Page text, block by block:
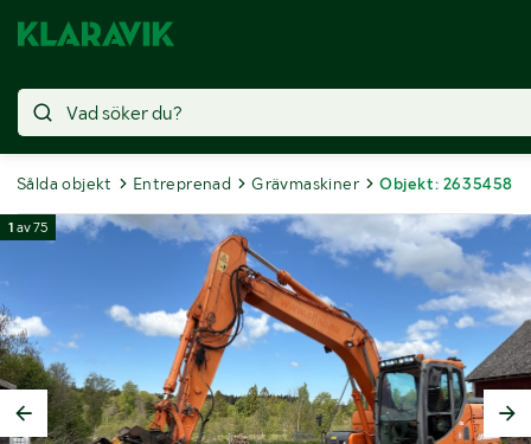
Sålda objekt Entreprenad Grävmaskiner Objekt: 2635458
1 av75